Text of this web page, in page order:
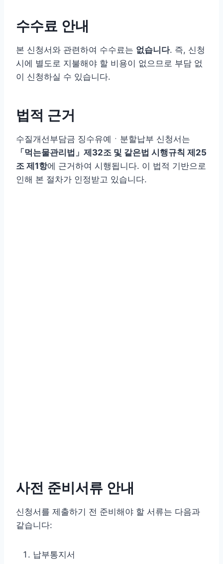
수수료 안내
본 신청서와 관련하여 수수료는 없습니다. 즉, 신청
시에 별도로 지불해야 할 비용이 없으므로 부담 없
이 신청하실 수 있습니다.
법적 근거
수질개선부담금 징수유예ㆍ분할납부 신청서는
「먹는물관리법」제32조 및 같은법 시행규칙 제25
조 제1항에 근거하여 시행됩니다. 이 법적 기반으로
인해 본 절차가 인정받고 있습니다.
사전 준비서류 안내
신청서를 제출하기 전 준비해야 할 서류는 다음과
같습니다:
납부통지서